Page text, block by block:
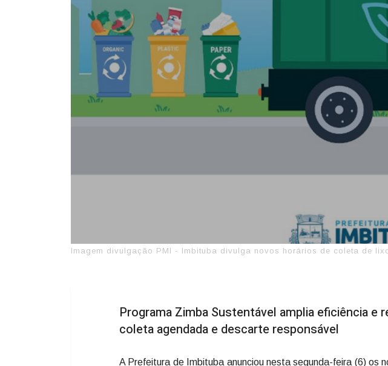
Imagem divulgação PMI - Imbituba divulga novos horários de coleta de
Programa Zimba Sustentável amplia eficiência e
coleta agendada e descarte responsável
A Prefeitura de Imbituba anunciou nesta segunda-feira (6) os